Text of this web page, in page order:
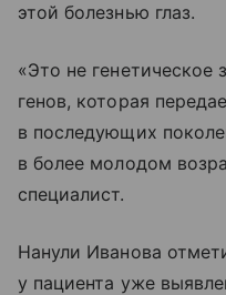
этой болезнью глаз.
«Это не генетическое
генов, которая
в последующих
в более молодом
специалист.
Нанули Иванова
у пациента уже